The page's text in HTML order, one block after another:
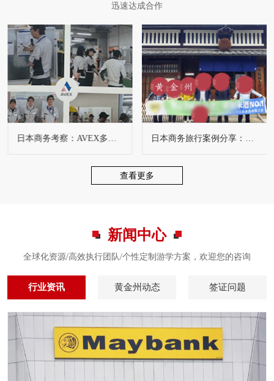
中亚建筑装饰产业考察团：
走进乌兹别克斯坦、吉尔吉
斯斯坦、哈萨克斯坦，抢
占“一带一路”基建红利
本次中亚考察行程，我们将深入
乌兹别克斯坦、吉尔吉斯斯坦、
哈萨克斯坦三国，走访政府...
查看详情
海外商务考察游学
中亚商务考察：政企对接、
产业园参访与“一带一路”投
资机遇！
本次中亚商务考察将深入哈萨克
斯坦与乌兹别克斯坦核心经济区
域，通过政府拜访、产业园...
查看详情
中东医疗考察：解锁区域医
疗趋势与市场前景考察
中东地区因其独特的地理位置、
丰富的石油资源和日益增长的经
济实力，已成为全球医疗健...
查看详情
海外商务考察游学
数字化时代的中东商务考
察：如何重塑商业版图
中东商务考察行程安排，旨在为
企业提供一个深入了解中东市场
的机会。通过实地走访中东...
查看详情
15人发团：日本银发经济与
大健康研学之旅！【日本商
务考察】
黄金州商学特别推出6天5夜日本
深度研学项目，聚焦“银发经
济”与“大健康产业”的前...
查看详情
海外商务考察游学
日本银发经济深度考察2025
| 商务考察行程方案
从“银发孤独”到“银发活力”，
从“被动养老”到“主动生活”，日
本在医疗、消费、旅...
查看详情
德国医疗考察团 | 对标慕尼
黑大学附属医院，共话医疗
大数据应用未来！【德国商
务考察】
德国是欧洲最大的医药市场之
一，也是全球第四大医药市场。
2023年，德国制药市场的...
查看详情
海外商务考察游学
8月25日英国访学：英国剑
桥大学《领军人才与跨学
科》游学！
剑桥大学作为世界顶尖学府之
一，拥有卓越的教育资源和深厚
的文化底蕴，在这里，企业家...
查看详情
巴西市场破局指南：七日，
对话十四个关键样本的实战
考察！【巴西考察】
对于眼光投向海外的中资企业而
言，巴西是一个充满诱惑却又令
人心生敬畏的名字。它不仅...
查看详情
海外商务考察游学
招募 ：白俄罗斯+俄罗斯2
国跨境合作深度考察团！
随着“一带一路”倡议深入推进，
中国与欧亚经济联盟国家的合作
已从战略对接迈向务实合...
查看详情
深度解码胖东来：探寻幸福
企业的经营之道！【胖东来
研学】
胖东来商贸集团，成立于1995
年，如今已成为中国零售业的一
面旗帜。作为河南四方联...
查看详情
海外商务考察游学
寻迹京华文脉，探源中华精
粹 —— 北京文化体验之
旅！【来华考察】
随着全球经济一体化的推进，中
国在世界经济版图中的地位日益
重要。作为中国的首都，北...
查看详情
俄罗斯汽车市场考察全攻
略：展会参访+企业拜访+渠
道调研深度探索俄罗斯市
场！
本次俄罗斯商务考察团以俄罗斯
国际汽车零配件售后服务展览会
为核心，围绕“展会交流+...
查看详情
海外商务考察游学
8月25日发团：乌兹别克斯
坦建材企业考察+建材行业
展会！
BIG5 建材五大行业展览会是中
亚地区规模最大、规格最高的建
材行业B2B 展会，...
查看详情
迅速达成合作
查看更多
新闻中心
全球化资源/高效执行团队/个性定制游学方案，欢迎您的咨询
行业资讯 黄金州动态 签证问题